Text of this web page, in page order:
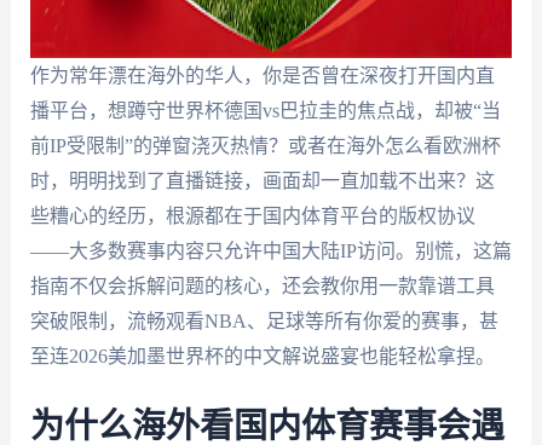
作为常年漂在海外的华人，你是否曾在深夜打开国内直
播平台，想蹲守世界杯德国vs巴拉圭的焦点战，却被“当
前IP受限制”的弹窗浇灭热情？或者在海外怎么看欧洲杯
时，明明找到了直播链接，画面却一直加载不出来？这
些糟心的经历，根源都在于国内体育平台的版权协议
——大多数赛事内容只允许中国大陆IP访问。别慌，这篇
指南不仅会拆解问题的核心，还会教你用一款靠谱工具
突破限制，流畅观看NBA、足球等所有你爱的赛事，甚
至连2026美加墨世界杯的中文解说盛宴也能轻松拿捏。
为什么海外看国内体育赛事会遇